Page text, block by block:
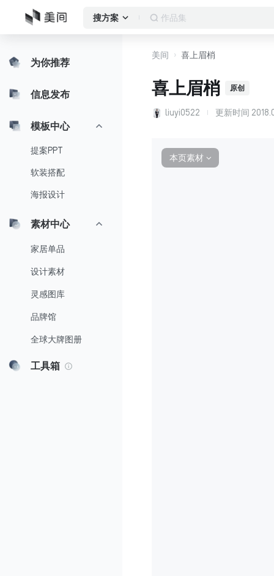
搜方案 客厅
为你推荐
信息发布
模板中心
提案PPT
软装搭配
海报设计
素材中心
家居单品
设计素材
灵感图库
品牌馆
全球大牌图册
工具箱
美间 喜上眉梢
喜上眉梢 原创
liuyi0522 更新时间
本页素材 ∨